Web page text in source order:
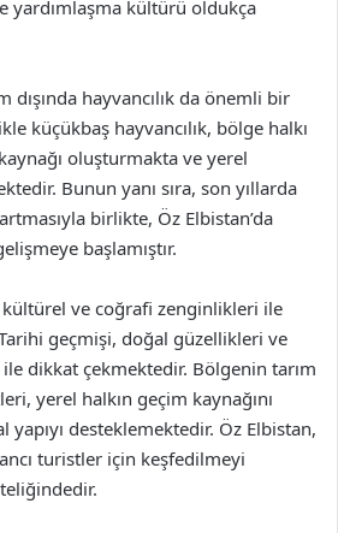
yardımlaşma kültürü oldukça
dışında hayvancılık da önemli bir
küçükbaş hayvancılık, bölge halkı
oluşturmakta ve yerel
Bunun yanı sıra, son yıllarda
birlikte, Öz Elbistan’da
başlamıştır.
kültürel ve coğrafi zenginlikleri ile
geçmişi, doğal güzellikleri ve
dikkat çekmektedir. Bölgenin tarım
yerel halkın geçim kaynağını
desteklemektedir. Öz Elbistan,
turistler için keşfedilmeyi